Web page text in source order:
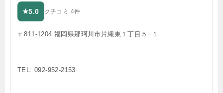
★5.0 クチコミ 4件
〒811-1204 福岡県那珂川市片縄東１丁目５−１
TEL: 092-952-2153